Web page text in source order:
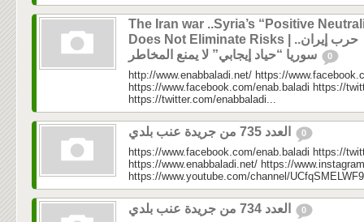
The Iran war ..Syria’s “Positive
Does Not Eliminate Risks | حرب إيران..
0
http://www.enabbaladi.net/ https://
https://www.facebook.com/enab.baladi https://
https://twitter.com/enabbaladi...
0
https://www.facebook.com/enab.baladi https://
https://www.enabbaladi.net/ https://
https://www.youtube.com/channel/
0